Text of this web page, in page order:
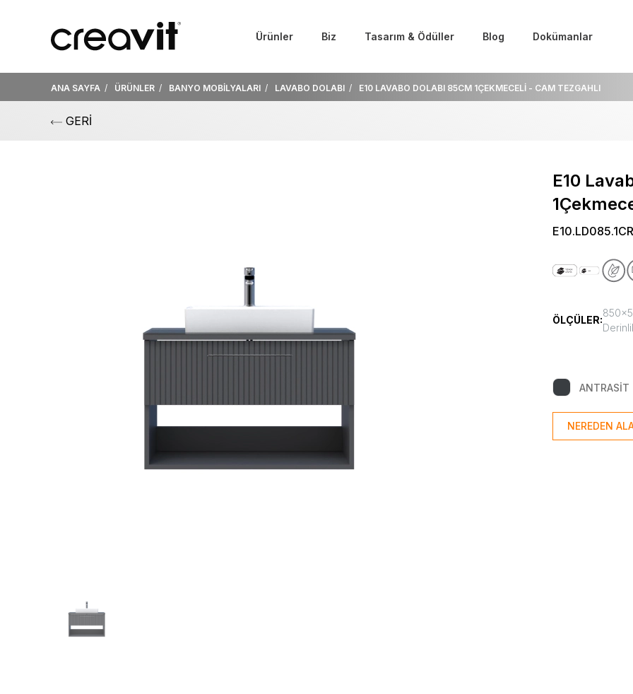
Ürünler Biz Tasarım & Ödüller Blog Dokümanlar
ANA SAYFA ÜRÜNLER BANYO MOBİLYALARI LAVABO DOLABI E10 LAVABO DOLABI 85CM 1ÇEKMECELİ - CAM TEZGAHLI
GERİ
E10
ÖLÇÜLER:
ANTRASİT
NEREDEN